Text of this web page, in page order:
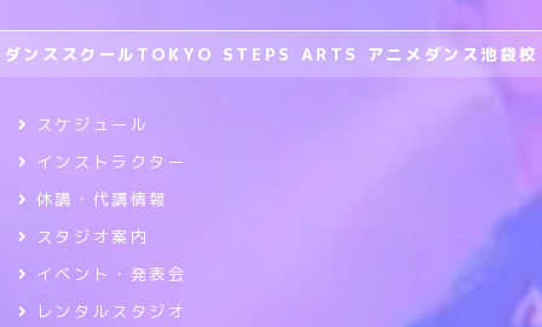
ダンススクールTOKYO STEPS ARTS アニメダンス池袋校
スケジュール
インストラクター
休講・代講情報
スタジオ案内
イベント・発表会
レンタルスタジオ